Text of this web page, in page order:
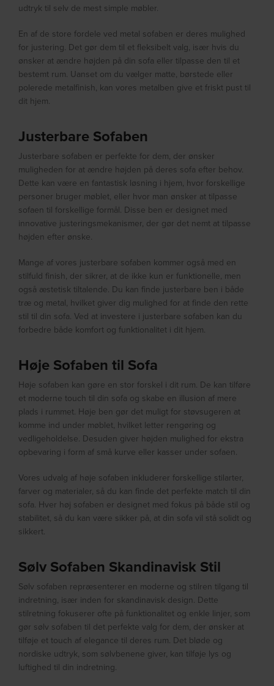
udtryk til selv de mest simple møbler.
En af de store fordele ved metal sofaben er deres mulighed
for justering. Det gør dem til et fleksibelt valg, især hvis du
ønsker at ændre højden på din sofa eller tilpasse den til et
bestemt rum. Uanset om du vælger matte, børstede eller
polerede metalfinish, kan vores metalben give et friskt pust til
dit hjem.
Justerbare Sofaben
Justerbare sofaben er perfekte for dem, der ønsker
muligheden for at ændre højden på deres sofa efter behov.
Dette kan være en fantastisk løsning i hjem, hvor forskellige
personer bruger møblet, eller hvor man ønsker at tilpasse
sofaen til forskellige formål. Disse ben er designet med
innovative justeringsmekanismer, der gør det nemt at tilpasse
højden efter ønske.
Mange af vores justerbare sofaben kommer også med en
stilfuld finish, der sikrer, at de ikke kun er funktionelle, men
også æstetisk tiltalende. Du kan finde justerbare ben i både
træ og metal, hvilket giver dig mulighed for at finde den rette
stil til din sofa. Ved at investere i justerbare sofaben kan du
forbedre både komfort og funktionalitet i dit hjem.
Høje Sofaben til Sofa
Høje sofaben kan gøre en stor forskel i dit rum. De kan tilføre
et moderne touch til din sofa og skabe en illusion af mere
plads i rummet. Høje ben gør det muligt for støvsugeren at
komme ind under møblet, hvilket letter rengøring og
vedligeholdelse. Desuden giver højden mulighed for ekstra
opbevaring i form af små kurve eller kasser under sofaen.
Vores udvalg af høje sofaben inkluderer forskellige stilarter,
farver og materialer, så du kan finde det perfekte match til din
sofa. Hver høj sofaben er designet med fokus på både stil og
stabilitet, så du kan være sikker på, at din sofa vil stå solidt og
sikkert.
Sølv Sofaben Skandinavisk Stil
Sølv sofaben repræsenterer en moderne og stilren tilgang til
indretning, især inden for skandinavisk design. Dette
stilretning fokuserer ofte på funktionalitet og enkle linjer, som
gør sølv sofaben til det perfekte valg for dem, der ønsker at
tilføje et touch af elegance til deres rum. Det bløde og
nordiske udtryk, som sølvbenene giver, kan tilføje lys og
luftighed til din indretning.